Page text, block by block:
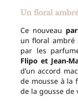
Un floral
Ce nouveau
un floral ambré
par les
Flipo et Jean-
d’un accord
de mousse à la
de la gousse de